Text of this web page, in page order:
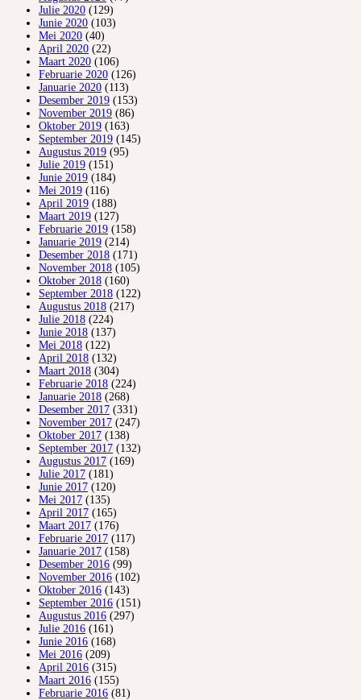
Julie 2020 (129)
Junie 2020 (103)
Mei 2020 (40)
April 2020 (22)
Maart 2020 (106)
Februarie 2020 (126)
Januarie 2020 (113)
Desember 2019 (153)
November 2019 (86)
Oktober 2019 (163)
September 2019 (145)
Augustus 2019 (95)
Julie 2019 (151)
Junie 2019 (184)
Mei 2019 (116)
April 2019 (188)
Maart 2019 (127)
Februarie 2019 (158)
Januarie 2019 (214)
Desember 2018 (171)
November 2018 (105)
Oktober 2018 (160)
September 2018 (122)
Augustus 2018 (217)
Julie 2018 (224)
Junie 2018 (137)
Mei 2018 (122)
April 2018 (132)
Maart 2018 (304)
Februarie 2018 (224)
Januarie 2018 (268)
Desember 2017 (331)
November 2017 (247)
Oktober 2017 (138)
September 2017 (132)
Augustus 2017 (169)
Julie 2017 (181)
Junie 2017 (120)
Mei 2017 (135)
April 2017 (165)
Maart 2017 (176)
Februarie 2017 (117)
Januarie 2017 (158)
Desember 2016 (99)
November 2016 (102)
Oktober 2016 (143)
September 2016 (151)
Augustus 2016 (297)
Julie 2016 (161)
Junie 2016 (168)
Mei 2016 (209)
April 2016 (315)
Maart 2016 (155)
Februarie 2016 (81)